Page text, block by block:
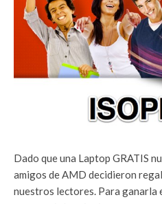
Dado que una Laptop GRATIS
amigos de AMD decidieron
nuestros lectores. Para ganarla